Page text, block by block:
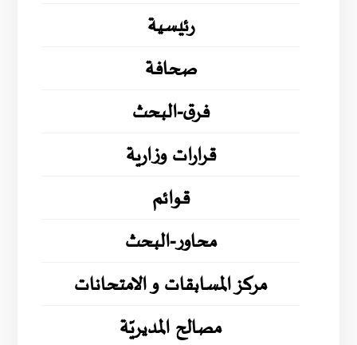
رئيسية
صحافة
فرق-البحث
قرارات وزارية
قوائم
محاور-البحث
مركز المسابقات و الامتحانات
مصالح المديريّة